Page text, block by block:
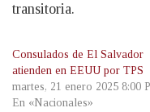
transitoria.
Consulados de El Salvador
atienden en EEUU por TPS
martes, 21 enero 2025 8:00
En «Nacionales»